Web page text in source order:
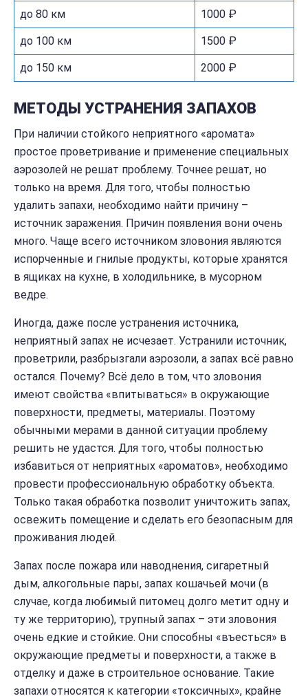
до 80 км 1000 ₽
до 100 км 1500 ₽
до 150 км 2000 ₽
МЕТОДЫ УСТРАНЕНИЯ ЗАПАХОВ
При наличии стойкого неприятного «аромата»
простое проветривание и применение специальных
аэрозолей не решат проблему. Точнее решат, но
только на время. Для того, чтобы полностью
удалить запахи, необходимо найти причину –
источник заражения. Причин появления вони очень
много. Чаще всего источником зловония являются
испорченные и гнилые продукты, которые хранятся
в ящиках на кухне, в холодильнике, в мусорном
ведре.
Иногда, даже после устранения источника,
неприятный запах не исчезает. Устранили источник,
проветрили, разбрызгали аэрозоли, а запах всё равно
остался. Почему? Всё дело в том, что зловония
имеют свойства «впитываться» в окружающие
поверхности, предметы, материалы. Поэтому
обычными мерами в данной ситуации проблему
решить не удастся. Для того, чтобы полностью
избавиться от неприятных «ароматов», необходимо
провести профессиональную обработку объекта.
Только такая обработка позволит уничтожить запах,
освежить помещение и сделать его безопасным для
проживания людей.
Запах после пожара или наводнения, сигаретный
дым, алкогольные пары, запах кошачьей мочи (в
случае, когда любимый питомец долго метит одну и
ту же территорию), трупный запах – эти зловония
очень едкие и стойкие. Они способны «въесться» в
окружающие предметы и поверхности, а также в
отделку и даже в строительное основание. Такие
запахи относятся к категории «токсичных», крайне